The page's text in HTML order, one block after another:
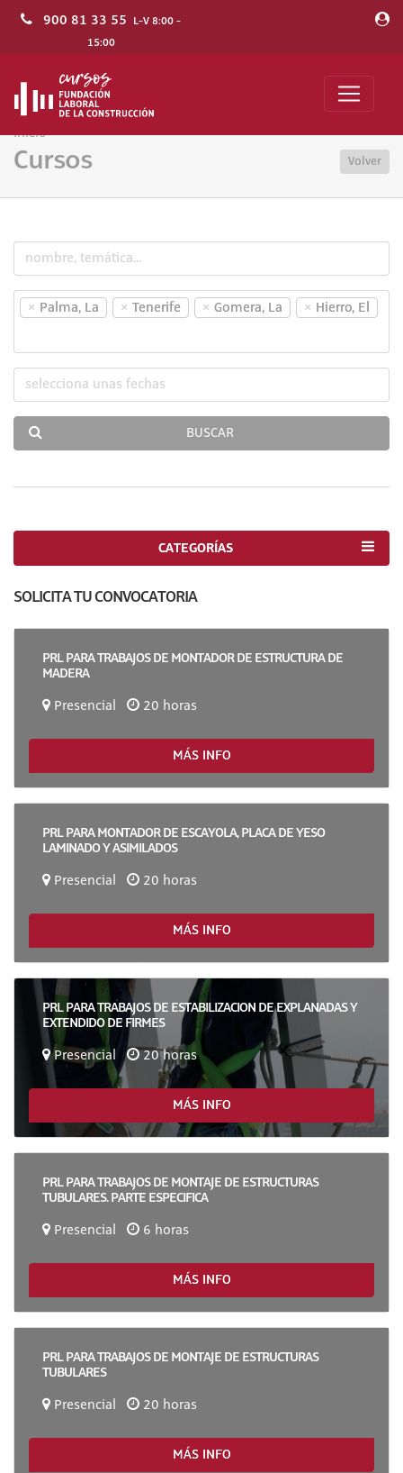
900 81 33 55 L-V 8:00 -
15:00
Inicio
Cursos Volver
× Palma, La × Tenerife × Gomera, La × Hierro, El
BUSCAR
CATEGORÍAS
SOLICITA TU CONVOCATORIA
PRL PARA TRABAJOS DE MONTADOR DE ESTRUCTURA DE
MADERA
Presencial 20 horas
MÁS INFO
PRL PARA MONTADOR DE ESCAYOLA, PLACA DE YESO
LAMINADO Y ASIMILADOS
Presencial 20 horas
MÁS INFO
PRL PARA TRABAJOS DE ESTABILIZACION DE EXPLANADAS Y
EXTENDIDO DE FIRMES
Presencial 20 horas
MÁS INFO
PRL PARA TRABAJOS DE MONTAJE DE ESTRUCTURAS
TUBULARES. PARTE ESPECIFICA
Presencial 6 horas
MÁS INFO
PRL PARA TRABAJOS DE MONTAJE DE ESTRUCTURAS
TUBULARES
Presencial 20 horas
MÁS INFO